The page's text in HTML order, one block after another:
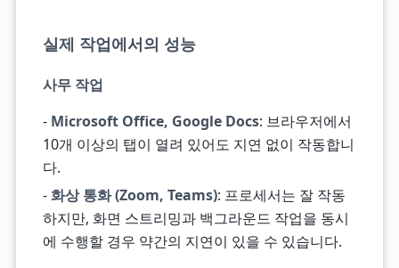
실제 작업에서의 성능
사무 작업
- Microsoft Office, Google Docs: 브라우저에서
10개 이상의 탭이 열려 있어도 지연 없이 작동합니
다.
-화상 통화 (Zoom, Teams): 프로세서는 잘 작동
하지만, 화면 스트리밍과 백그라운드 작업을 동시
에 수행할 경우 약간의 지연이 있을 수 있습니다.